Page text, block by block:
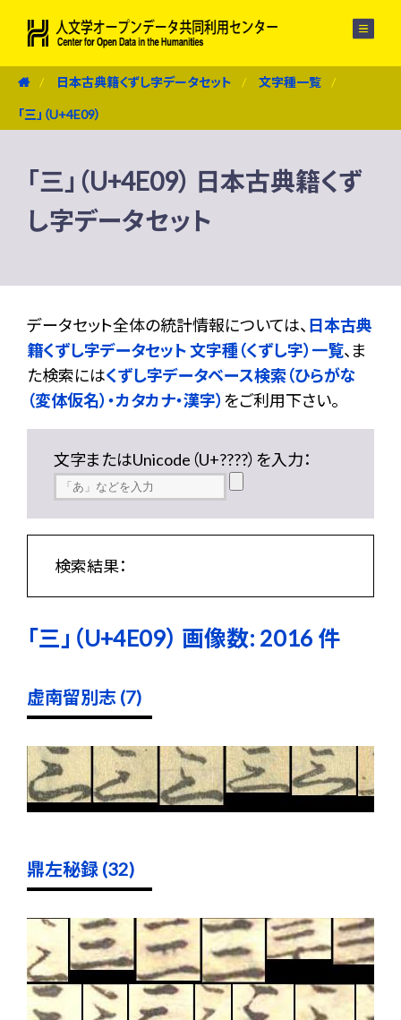
日本古典籍くずし字データセット 文字種一覧
「三」（U+4E09）
「三」（U+4E09） 日本古典籍くず
し字データセット
データセット全体の統計情報については、 日本古典
籍くずし字データセット 文字種（くずし字）一覧、ま
た検索にはくずし字データベース検索（ひらがな
（変体仮名）・カタカナ・漢字） をご利用下さい。
文字またはUnicode（U+????）を入力：
検索結果：
「三」（U+4E09） 画像数: 2016 件
虚南留別志 (7)
鼎左秘録 (32)